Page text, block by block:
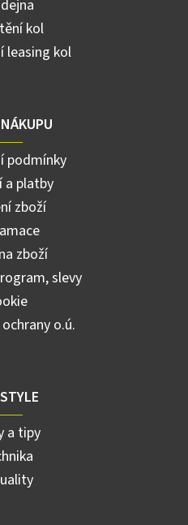
kol
leasing kol
podmínky
a platby
zboží
zboží
slevy
o.ú.
a tipy